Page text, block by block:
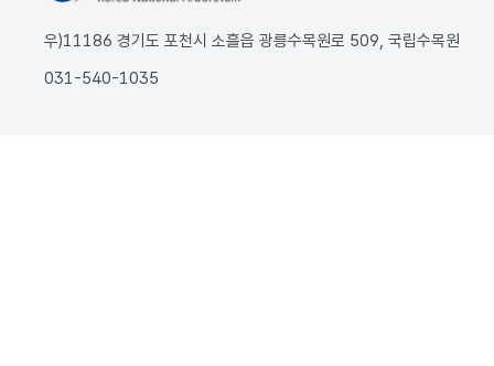
우)11186 경기도 포천시 소흘읍 광릉수목원로 509, 국립수목원
031-540-1035